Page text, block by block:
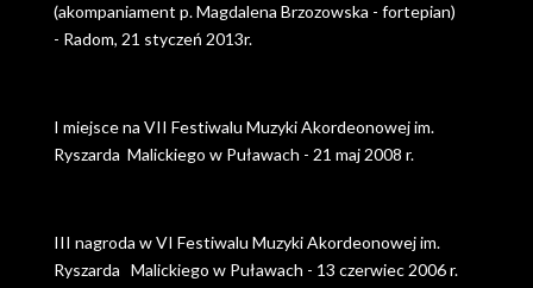
(akompaniament p. Magdalena Brzozowska - fortepian)
- Radom, 21 styczeń 2013r.
I miejsce na VII Festiwalu Muzyki Akordeonowej im.
Ryszarda Malickiego w Puławach - 21 maj 2008 r.
III nagroda w VI Festiwalu Muzyki Akordeonowej im.
Ryszarda Malickiego w Puławach - 13 czerwiec 2006 r.